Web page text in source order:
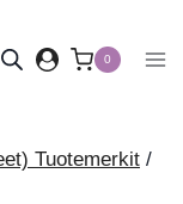
0
Tuotemerkit /